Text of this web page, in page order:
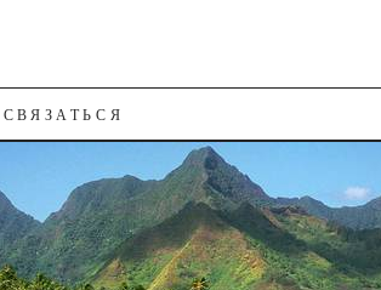
СВЯЗАТЬСЯ